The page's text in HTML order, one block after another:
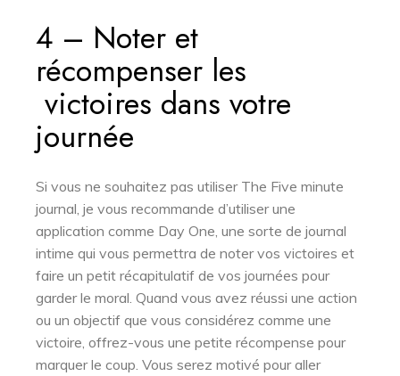
4 – Noter et
récompenser les
victoires dans votre
journée
Si vous ne souhaitez pas utiliser The Five minute
journal, je vous recommande d’utiliser une
application comme Day One, une sorte de journal
intime qui vous permettra de noter vos victoires et
faire un petit récapitulatif de vos journées pour
garder le moral. Quand vous avez réussi une action
ou un objectif que vous considérez comme une
victoire, offrez-vous une petite récompense pour
marquer le coup. Vous serez motivé pour aller